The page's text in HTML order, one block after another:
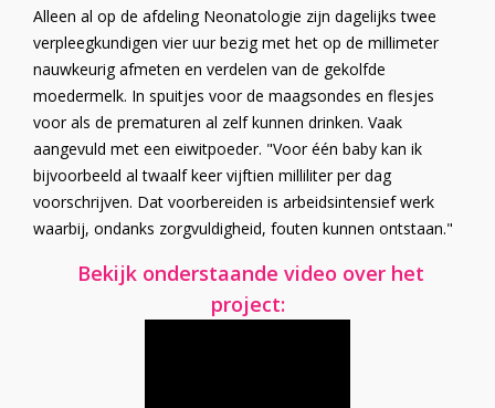
Alleen al op de afdeling Neonatologie zijn dagelijks twee
verpleegkundigen vier uur bezig met het op de millimeter
nauwkeurig afmeten en verdelen van de gekolfde
moedermelk. In spuitjes voor de maagsondes en flesjes
voor als de prematuren al zelf kunnen drinken. Vaak
aangevuld met een eiwitpoeder. "Voor één baby kan ik
bijvoorbeeld al twaalf keer vijftien milliliter per dag
voorschrijven. Dat voorbereiden is arbeidsintensief werk
waarbij, ondanks zorgvuldigheid, fouten kunnen ontstaan."
Bekijk onderstaande video over het
project: